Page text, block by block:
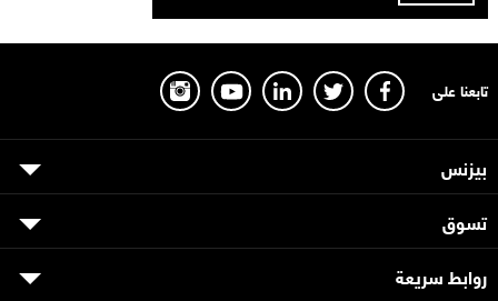
تابعنا على
بيزنس
تسوق
روابط سريعة